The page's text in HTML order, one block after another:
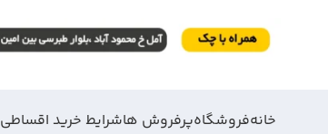
خانهفروشگاهپرفروش هاشرایط خرید اقساطی